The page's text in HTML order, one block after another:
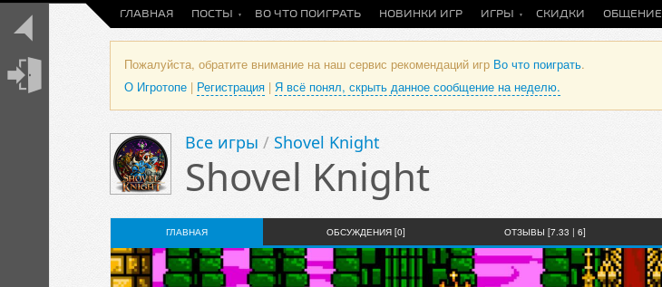
ГЛАВНАЯ ПОСТЫ ВО ЧТО ПОИГРАТЬ НОВИНКИ ИГР ИГРЫ СКИДКИ ОБЩЕНИЕ
Пожалуйста, обратите внимание на наш сервис рекомендаций игр Во что поиграть.
О Игротопе | Регистрация | Я всё понял, скрыть данное сообщение на неделю.
Все игры / Shovel Knight
Shovel Knight
ГЛАВНАЯ ОБСУЖДЕНИЯ [0] ОТЗЫВЫ [7.33 | 6]